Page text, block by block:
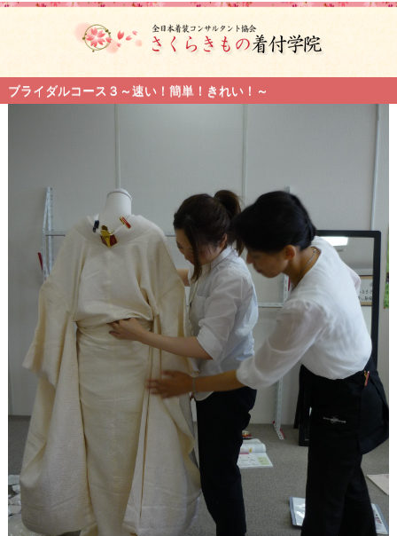
ブライダルコース３～速い！簡単！きれい！～